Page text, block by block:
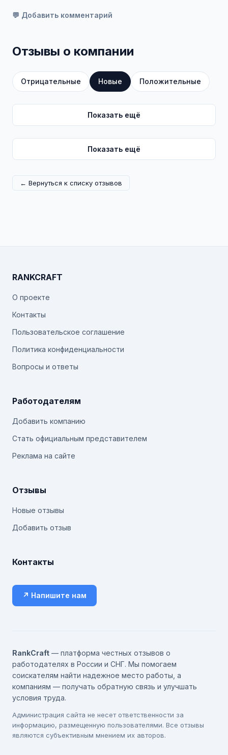
💬 Добавить комментарий
Отзывы о компании
Отрицательные Новые Положительные
Показать ещё
Показать ещё
← Вернуться к списку отзывов
RANKCRAFT
О проекте
Контакты
Пользовательское соглашение
Политика конфиденциальности
Вопросы и ответы
Работодателям
Добавить компанию
Стать официальным представителем
Реклама на сайте
Отзывы
Новые отзывы
Добавить отзыв
Контакты
↗ Напишите нам
RankCraft — платформа честных отзывов о
работодателях в России и СНГ. Мы помогаем
соискателям найти надежное место работы, а
компаниям — получать обратную связь и улучшать
условия труда.
Администрация сайта не несет ответственности за
информацию, размещенную пользователями. Все отзывы
являются субъективным мнением их авторов.